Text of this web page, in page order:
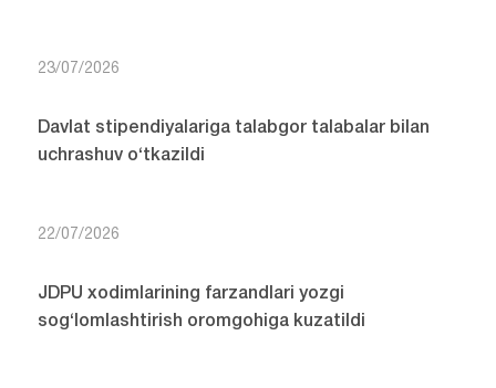
23/07/2026
Davlat stipendiyalariga talabgor talabalar bilan
uchrashuv o‘tkazildi
22/07/2026
JDPU xodimlarining farzandlari yozgi
sog‘lomlashtirish oromgohiga kuzatildi